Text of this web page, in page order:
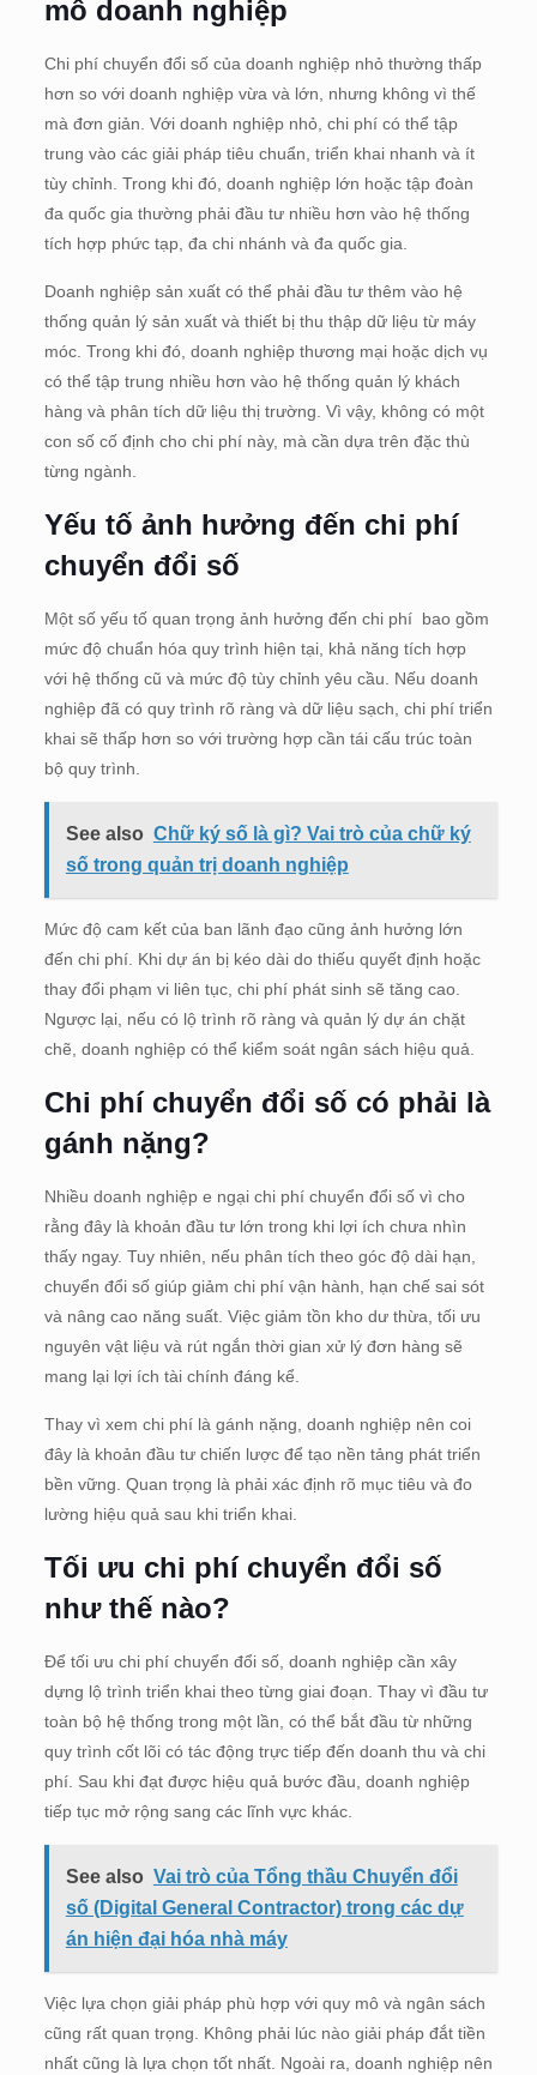
mô doanh nghiệp
Chi phí chuyển đổi số của doanh nghiệp nhỏ thường thấp
hơn so với doanh nghiệp vừa và lớn, nhưng không vì thế
mà đơn giản. Với doanh nghiệp nhỏ, chi phí có thể tập
trung vào các giải pháp tiêu chuẩn, triển khai nhanh và ít
tùy chỉnh. Trong khi đó, doanh nghiệp lớn hoặc tập đoàn
đa quốc gia thường phải đầu tư nhiều hơn vào hệ thống
tích hợp phức tạp, đa chi nhánh và đa quốc gia.
Doanh nghiệp sản xuất có thể phải đầu tư thêm vào hệ
thống quản lý sản xuất và thiết bị thu thập dữ liệu từ máy
móc. Trong khi đó, doanh nghiệp thương mại hoặc dịch vụ
có thể tập trung nhiều hơn vào hệ thống quản lý khách
hàng và phân tích dữ liệu thị trường. Vì vậy, không có một
con số cố định cho chi phí này, mà cần dựa trên đặc thù
từng ngành.
Yếu tố ảnh hưởng đến chi phí
chuyển đổi số
Một số yếu tố quan trọng ảnh hưởng đến chi phí bao gồm
mức độ chuẩn hóa quy trình hiện tại, khả năng tích hợp
với hệ thống cũ và mức độ tùy chỉnh yêu cầu. Nếu doanh
nghiệp đã có quy trình rõ ràng và dữ liệu sạch, chi phí triển
khai sẽ thấp hơn so với trường hợp cần tái cấu trúc toàn
bộ quy trình.
See also Chữ ký số là gì? Vai trò của chữ ký
số trong quản trị doanh nghiệp
Mức độ cam kết của ban lãnh đạo cũng ảnh hưởng lớn
đến chi phí. Khi dự án bị kéo dài do thiếu quyết định hoặc
thay đổi phạm vi liên tục, chi phí phát sinh sẽ tăng cao.
Ngược lại, nếu có lộ trình rõ ràng và quản lý dự án chặt
chẽ, doanh nghiệp có thể kiểm soát ngân sách hiệu quả.
Chi phí chuyển đổi số có phải là
gánh nặng?
Nhiều doanh nghiệp e ngại chi phí chuyển đổi số vì cho
rằng đây là khoản đầu tư lớn trong khi lợi ích chưa nhìn
thấy ngay. Tuy nhiên, nếu phân tích theo góc độ dài hạn,
chuyển đổi số giúp giảm chi phí vận hành, hạn chế sai sót
và nâng cao năng suất. Việc giảm tồn kho dư thừa, tối ưu
nguyên vật liệu và rút ngắn thời gian xử lý đơn hàng sẽ
mang lại lợi ích tài chính đáng kể.
Thay vì xem chi phí là gánh nặng, doanh nghiệp nên coi
đây là khoản đầu tư chiến lược để tạo nền tảng phát triển
bền vững. Quan trọng là phải xác định rõ mục tiêu và đo
lường hiệu quả sau khi triển khai.
Tối ưu chi phí chuyển đổi số
như thế nào?
Để tối ưu chi phí chuyển đổi số, doanh nghiệp cần xây
dựng lộ trình triển khai theo từng giai đoạn. Thay vì đầu tư
toàn bộ hệ thống trong một lần, có thể bắt đầu từ những
quy trình cốt lõi có tác động trực tiếp đến doanh thu và chi
phí. Sau khi đạt được hiệu quả bước đầu, doanh nghiệp
tiếp tục mở rộng sang các lĩnh vực khác.
See also Vai trò của Tổng thầu Chuyển đổi
số (Digital General Contractor) trong các dự
án hiện đại hóa nhà máy
Việc lựa chọn giải pháp phù hợp với quy mô và ngân sách
cũng rất quan trọng. Không phải lúc nào giải pháp đắt tiền
nhất cũng là lựa chọn tốt nhất. Ngoài ra, doanh nghiệp nên